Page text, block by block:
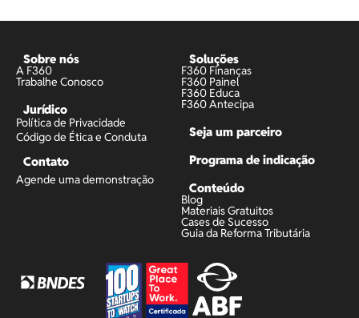
Sobre nós
A F360
Trabalhe Conosco
Jurídico
Política de Privacidade
Código de Ética e Conduta
Contato
Agende uma demonstração
Soluções
F360 Finanças
F360 Painel
F360 Educa
F360 Antecipa
Seja um parceiro
Programa de indicação
Conteúdo
Blog
Materiais Gratuitos
Cases de Sucesso
Guia da Reforma Tributária